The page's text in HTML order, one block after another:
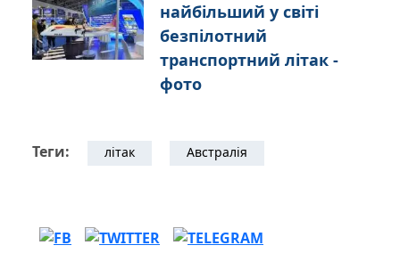
найбільший у світі
безпілотний
транспортний літак -
фото
Теги: літак Австралія